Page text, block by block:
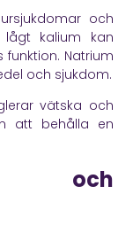
och
kalium kan
Natrium
och sjukdom.
vätska och
att behålla en
och